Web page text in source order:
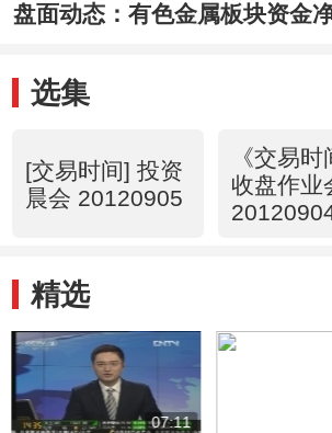
盘面动态：有色金属板块资金
选集
[交易时间] 投资
晨会 20120905
《交易时
收盘作业
精选
07:11